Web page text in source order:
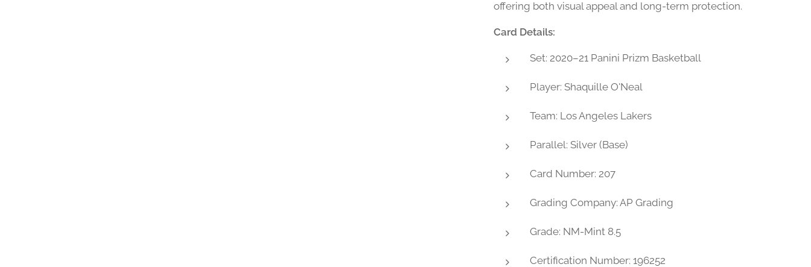
offering both visual appeal and long-term protection.
Card Details:
Set: 2020–21 Panini Prizm Basketball
Player: Shaquille O'Neal
Team: Los Angeles Lakers
Parallel: Silver (Base)
Card Number: 207
Grading Company: AP Grading
Grade: NM-Mint 8.5
Certification Number: 196252